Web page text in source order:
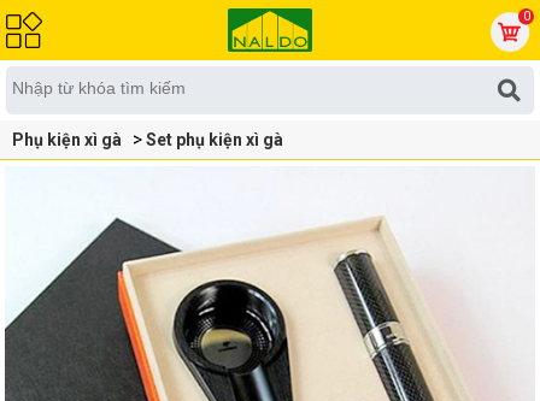
0
Phụ kiện xì gà Set phụ kiện xì gà